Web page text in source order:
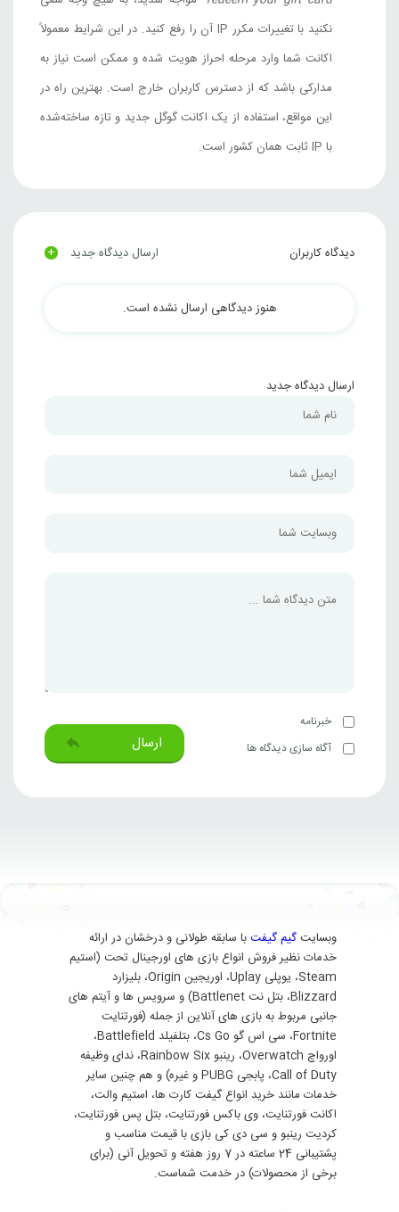
نکنید با تغییرات مکرر IP آن را رفع کنید. در این شرایط معمولاً
اکانت شما وارد مرحله احراز هویت شده و ممکن است نیاز به
مدارکی باشد که از دسترس کاربران خارج است. بهترین راه در
این مواقع، استفاده از یک اکانت گوگل جدید و تازه ساخته‌شده
با IP ثابت همان کشور است.
دیدگاه کاربران ارسال دیدگاه جدید +
هنوز دیدگاهی ارسال نشده است.
ارسال دیدگاه جدید
خبرنامه
آگاه سازی دیدگاه ها
ارسال
وبسایت گیم گیفتبا سابقه طولانی و درخشان در ارائه
خدمات نظیر فروش انواع بازی های اورجینال تحت (استیم
Steam، یوپلی Uplay، اوریجین Origin، بلیزارد
Blizzard، بتل نت Battlenet) و سرویس ها و آیتم های
جانبی مربوط به بازی های آنلاین از جمله (فورتنایت
Fortnite، سی اس گو Cs Go، بتلفیلد Battlefield،
اورواچ Overwatch، رینبو Rainbow Six، ندای وظیفه
Call of Duty، پابجی PUBG و غیره) و هم چنین سایر
خدمات مانند خرید انواع گیفت کارت ها، استیم والت،
اکانت فورتنایت، وی باکس فورتنایت، بتل پس فورتنایت،
کردیت رینبو و سی دی کی بازی با قیمت مناسب و
پشتیبانی 24 ساعته در 7 روز هفته و تحویل آنی (برای
برخی از محصولات) در خدمت شماست.